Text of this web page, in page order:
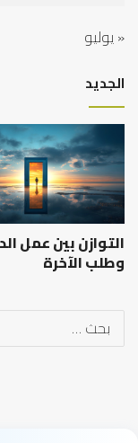
« يوليو
الجديد
التوازن بين عمل
وطلب الآخرة